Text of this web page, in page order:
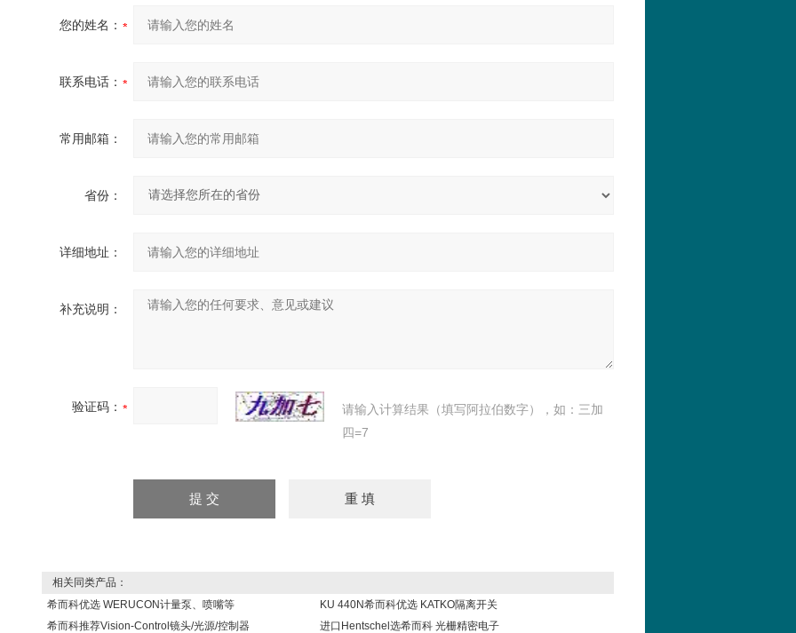
您的姓名：
联系电话：
常用邮箱：
省份：
详细地址：
补充说明：
验证码：
请输入计算结果（填写阿拉伯数字），如：三加
四=7
相关同类产品：
希而科优选 WERUCON计量泵、喷嘴等
KU 440N希而科优选 KATKO隔离开关
希而科推荐Vision-Control镜头/光源/控制器
进口Hentschel选希而科 光栅精密电子